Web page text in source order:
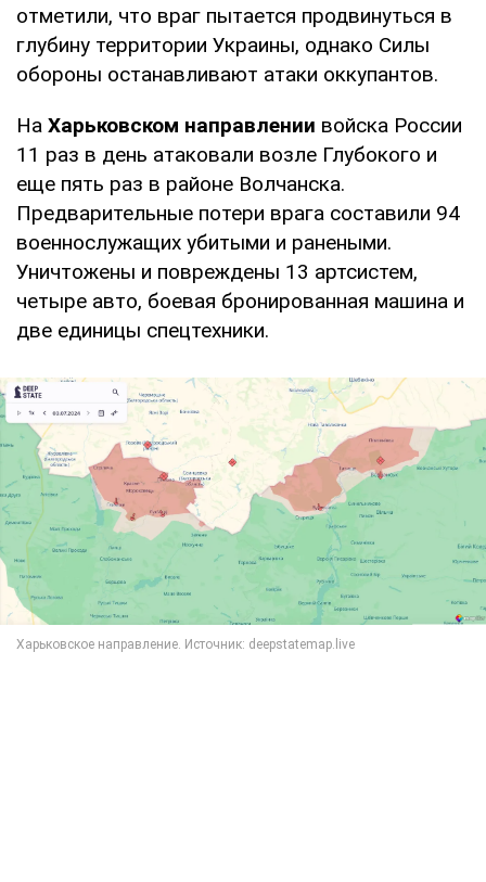
отметили, что враг пытается продвинуться в
глубину территории Украины, однако Силы
обороны останавливают атаки оккупантов.
На Харьковском направлении войска России
11 раз в день атаковали возле Глубокого и
еще пять раз в районе Волчанска.
Предварительные потери врага составили 94
военнослужащих убитыми и ранеными.
Уничтожены и повреждены 13 артсистем,
четыре авто, боевая бронированная машина и
две единицы спецтехники.